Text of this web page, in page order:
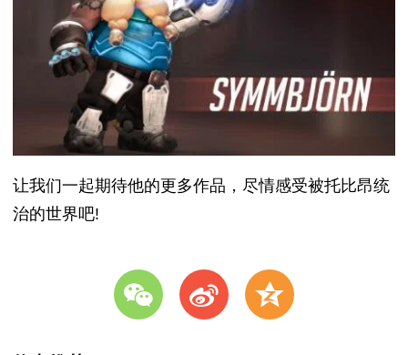
让我们一起期待他的更多作品，尽情感受被托比昂统
治的世界吧!
w t z